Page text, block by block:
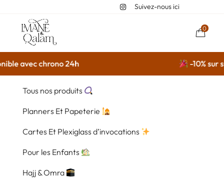
Suivez-nous ici
0
avec chrono 24h -10% sur sur
Tous nos produits
Planners Et Papeterie
Cartes Et Plexiglass d’invocations
Pour les Enfants
Hajj & Omra